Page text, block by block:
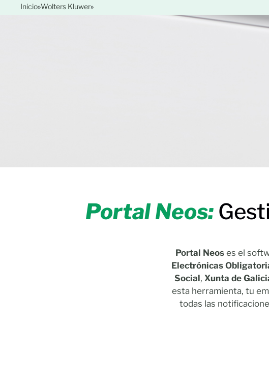
Inicio»Wolters Kluwer»
Portal Neos:
Portal Neoses el
Electrónicas
Social, Xunta de
esta herramienta, tu
todas las